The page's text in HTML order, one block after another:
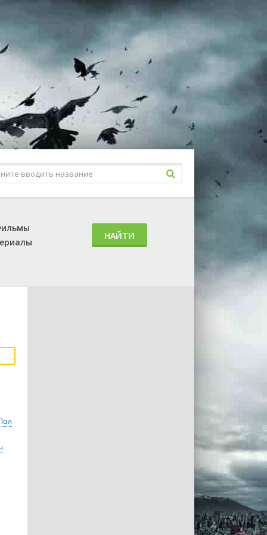
НАЙТИ